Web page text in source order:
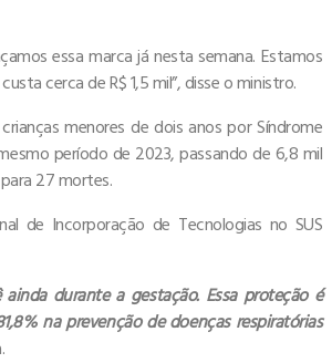
essa marca já nesta semana. Estamos
cerca de R$ 1,5 mil”, disse o ministro.
menores de dois anos por Síndrome
período de 2023, passando de 6,8 mil
27 mortes.
de Incorporação de Tecnologias no SUS
durante a gestação. Essa proteção é
na prevenção de doenças respiratórias